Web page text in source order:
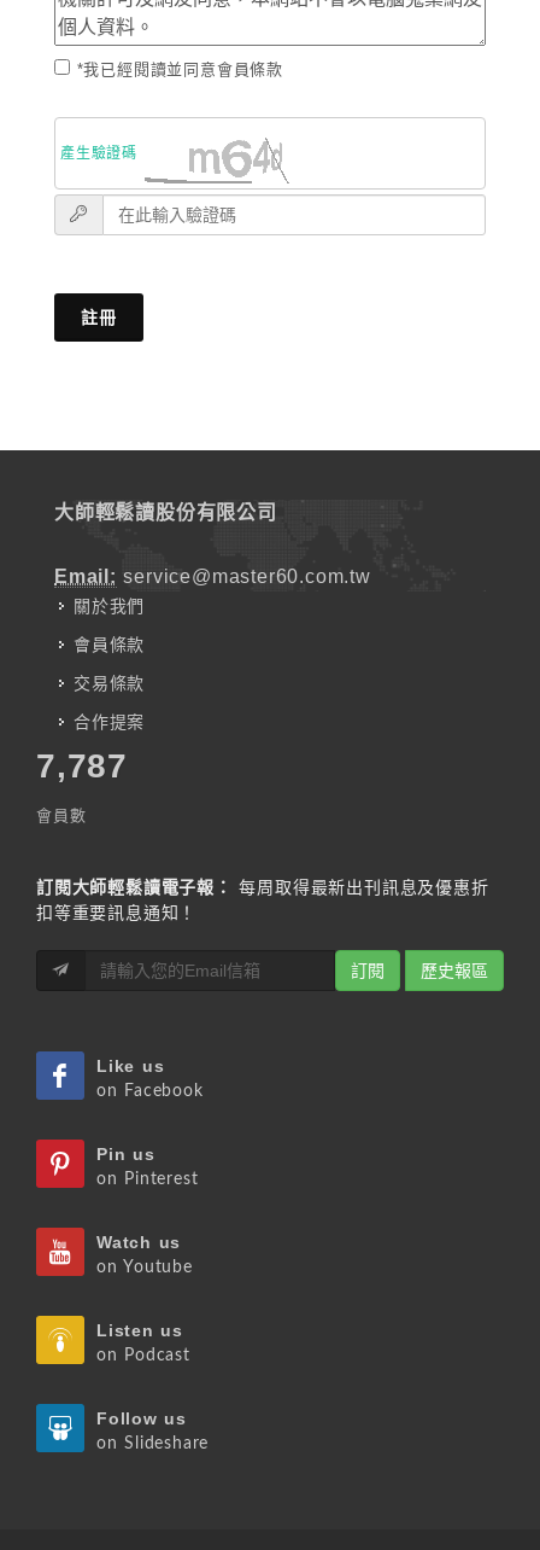
*我已經閱讀並同意會員條款
產生驗證碼
註冊
大師輕鬆讀股份有限公司
Email: service@master60.com.tw
關於我們
會員條款
交易條款
合作提案
7,787
會員數
訂閱大師輕鬆讀電子報：
每周取得最新出刊訊息及優惠折
扣等重要訊息通知！
訂閱 歷史報區
Like us
on Facebook
Pin us
on Pinterest
Watch us
on Youtube
Listen us
on Podcast
Follow us
on Slideshare